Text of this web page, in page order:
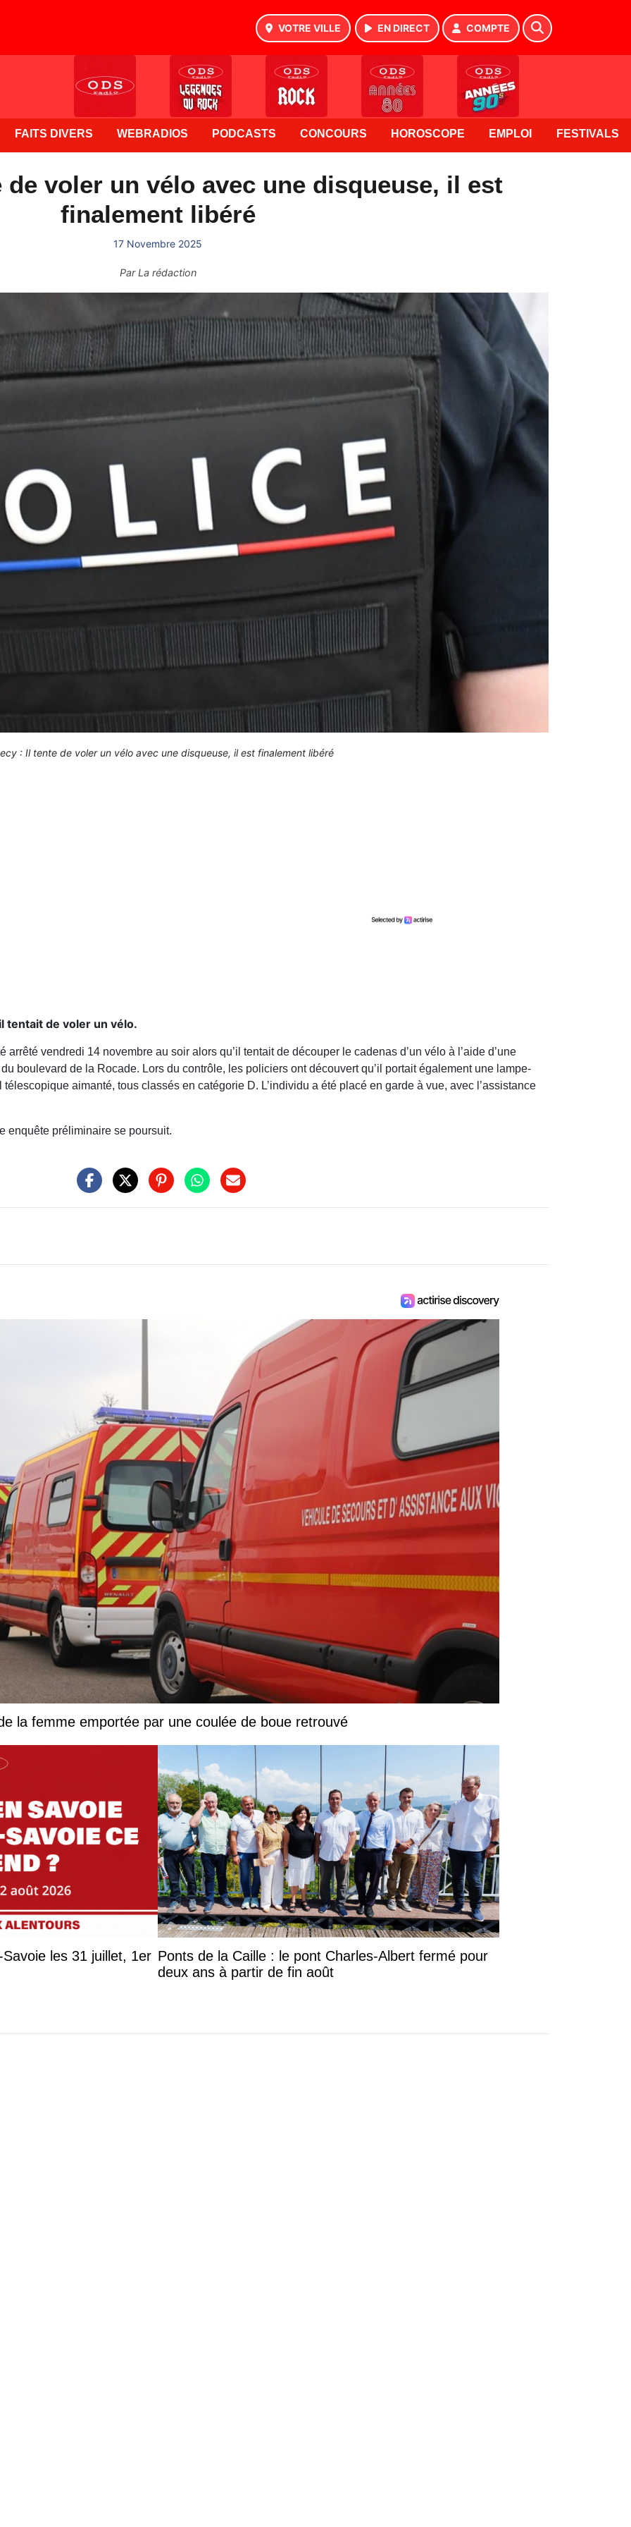
VOTRE VILLE EN DIRECT COMPTE
FAITS DIVERS WEBRADIOS PODCASTS CONCOURS HOROSCOPE EMPLOI FESTIVALS
voler un vélo avec une disqueuse, il est
finalement libéré
17 Novembre 2025
ParLa rédaction
: Il tente de voler un vélo avec une disqueuse, il est finalement libéré
tentait de voler un vélo.
arrêté vendredi 14 novembre au soir alors qu’il tentait de découper le cadenas d’un vélo à l’aide d’une
boulevard de la Rocade. Lors du contrôle, les policiers ont découvert qu’il portait également une lampe-
aimanté, tous classés en catégorie D. L’individu a été placé en garde à vue, avec l’assistance
enquête préliminaire se poursuit.
la femme emportée par une coulée de boue retrouvé
les 31 juillet, 1er Ponts de la Caille : le pont Charles-Albert fermé pour
deux ans à partir de fin août